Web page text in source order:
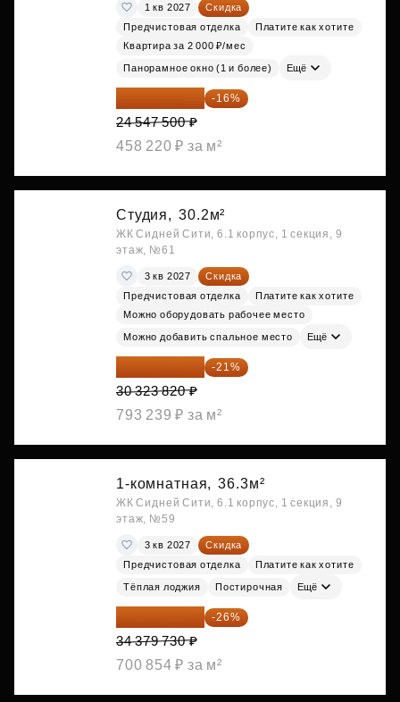
1 кв 2027
Скидка
Предчистовая отделка
Платите как хотите
Квартира за 2 000 ₽/мес
Панорамное окно (1 и более) Ещё
20 619 900 ₽ -16%
24 547 500 ₽
458 220 ₽ за м²
Студия, 30.2м²
ЖК Сидней Сити, 6.1 корпус, 1 секция, 9
этаж, №61
3 кв 2027
Скидка
Предчистовая отделка
Платите как хотите
Можно оборудовать рабочее место
Можно добавить спальное место Ещё
23 955 818 ₽ -21%
30 323 820 ₽
793 239 ₽ за м²
1-комнатная, 36.3м²
ЖК Сидней Сити, 6.1 корпус, 1 секция, 9
этаж, №59
3 кв 2027
Скидка
Предчистовая отделка
Платите как хотите
Тёплая лоджия Постирочная Ещё
25 441 000 ₽ -26%
34 379 730 ₽
700 854 ₽ за м²